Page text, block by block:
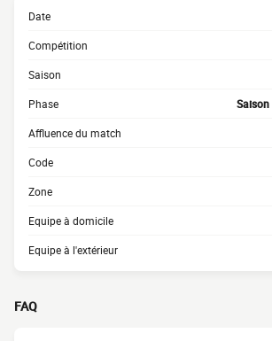
Date
Compétition
Saison
Phase Saison
Affluence du match
Code
Zone
Equipe à domicile
Equipe à l'extérieur
FAQ